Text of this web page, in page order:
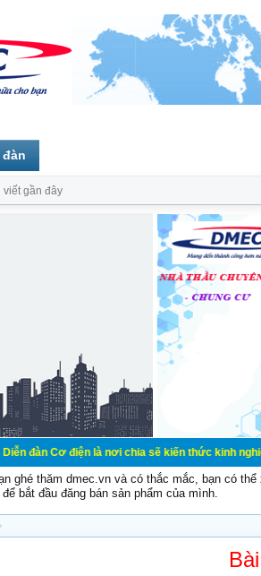
điện là nơi chia sẽ kiến thức kinh nghiệm
ghé thăm dmec.vn và có thắc mắc, bạn có
để bắt đầu đăng bán sản phẩm của mình.
đàn
viết gần đây